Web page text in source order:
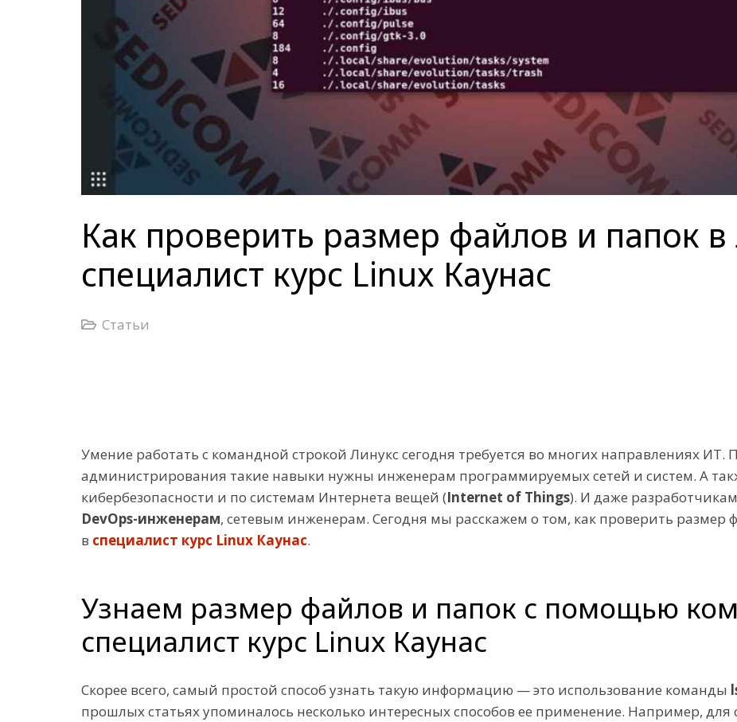
Как проверить размер файлов и папок в
специалист курс Linux Каунас
Статьи
Умение работать с командной строкой Линукс сегодня требуется во многих направлениях
администрирования такие навыки нужны инженерам программируемых сетей и систем. А
кибербезопасности и по системам Интернета вещей (Internet of Things). И даже
DevOps-инженерам, сетевым инженерам. Сегодня мы расскажем о том, как проверить размер
в специалист курс Linux Каунас.
Узнаем размер файлов и папок с помощью
специалист курс Linux Каунас
Скорее всего, самый простой способ узнать такую информацию — это использование команды
прошлых статьях упоминалось несколько интересных способов ее применение. Например,